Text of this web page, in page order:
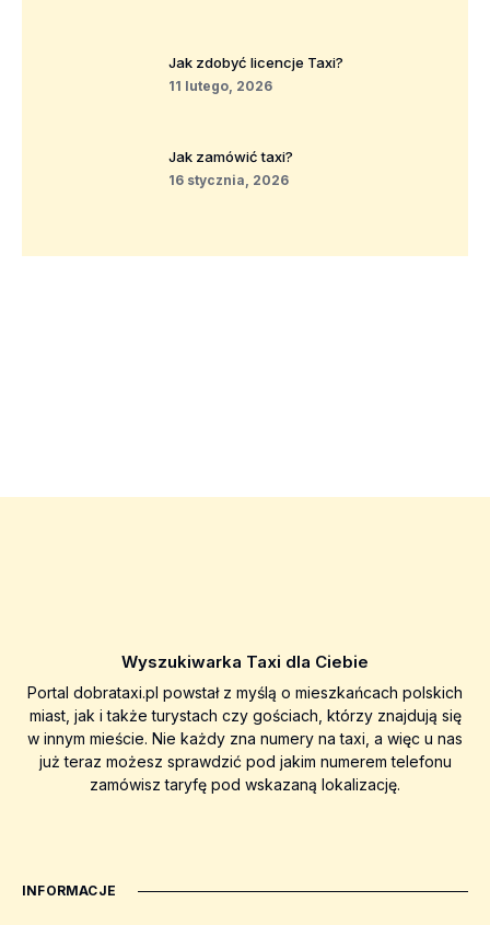
Jak zdobyć licencje Taxi?
11 lutego, 2026
Jak zamówić taxi?
16 stycznia, 2026
Wyszukiwarka Taxi dla Ciebie
Portal dobrataxi.pl powstał z myślą o mieszkańcach polskich
miast, jak i także turystach czy gościach, którzy znajdują się
w innym mieście. Nie każdy zna numery na taxi, a więc u nas
już teraz możesz sprawdzić pod jakim numerem telefonu
zamówisz taryfę pod wskazaną lokalizację.
INFORMACJE